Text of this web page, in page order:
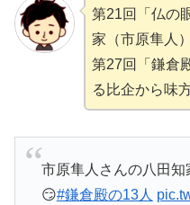
第21回「仏の
家（市原隼人）
第27回「鎌倉
る比企から味
市原隼人さんの八田
😏#鎌倉殿の13人